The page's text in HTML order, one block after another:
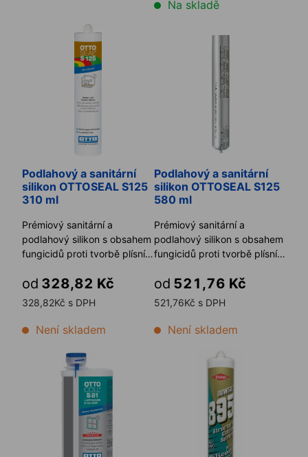
Na skladě
Podlahový a sanitární silikon OTTOSEAL S125 310 ml
Podlahový a sanitární
silikon OTTOSEAL S125
310 ml
Prémiový sanitární a
podlahový silikon s obsahem
fungicidů proti tvorbě plísní.
od 328,82 Kč
328,82Kč s DPH
Není skladem
Podlahový a sanitární
silikon OTTOSEAL S125
580 ml
Prémiový sanitární a
podlahový silikon s obsahem
fungicidů proti tvorbě plísní.
od 521,76 Kč
521,76Kč s DPH
Není skladem
Silikonové 2K lepidlo OTTOCOLL S81 490ml nová